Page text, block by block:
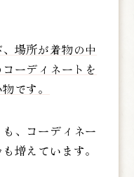
場所が着物の中
ーディネートを
です。
、コーディネー
増えています。